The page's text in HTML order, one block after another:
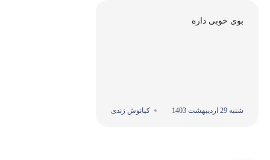
بوی خوبی داره
شنبه 29 اردیبهشت 1403 کیانوش زندی